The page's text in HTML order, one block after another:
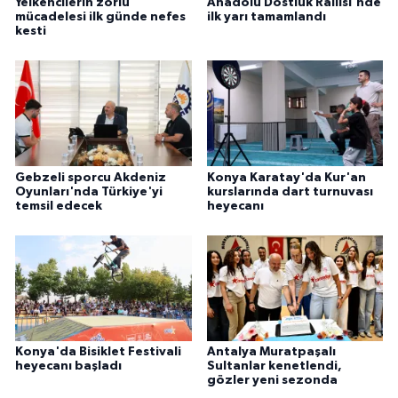
mücadelesi ilk günde nefes
kesti
ilk yarı tamamlandı
Gebzeli sporcu Akdeniz
Oyunları'nda Türkiye'yi
temsil edecek
Konya Karatay'da Kur'an
kurslarında dart turnuvası
heyecanı
Konya'da Bisiklet Festivali
heyecanı başladı
Antalya Muratpaşalı
Sultanlar kenetlendi,
gözler yeni sezonda